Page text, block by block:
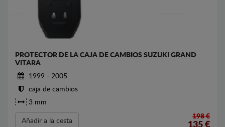
PROTECTOR DE LA CAJA DE CAMBIOS SUZUKI GRAND
VITARA
1999 - 2005
caja de cambios
3 mm
Añadir a la cesta
198 €